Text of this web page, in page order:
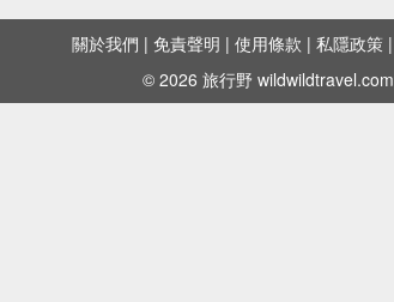
關於我們 | 免責聲明 | 使用條款 | 私隱政策 |
© 2026 旅行野 wildwildtravel.com